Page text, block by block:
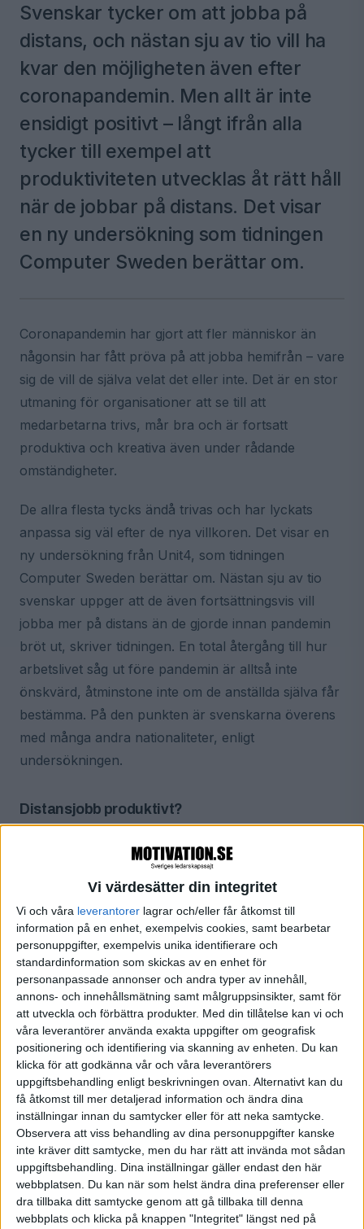
Vi värdesätter din integritet
Vi och våra leverantorer lagrar och/eller får åtkomst till
information på en enhet, exempelvis cookies, samt bearbetar
personuppgifter, exempelvis unika identifierare och
standardinformation som skickas av en enhet för
personanpassade annonser och andra typer av innehåll,
annons- och innehållsmätning samt målgruppsinsikter, samt för
att utveckla och förbättra produkter. Med din tillåtelse kan vi och
våra leverantörer använda exakta uppgifter om geografisk
positionering och identifiering via skanning av enheten. Du kan
klicka för att godkänna vår och våra leverantörers
uppgiftsbehandling enligt beskrivningen ovan. Alternativt kan du
få åtkomst till mer detaljerad information och ändra dina
inställningar innan du samtycker eller för att neka samtycke.
Observera att viss behandling av dina personuppgifter kanske
inte kräver ditt samtycke, men du har rätt att invända mot sådan
uppgiftsbehandling. Dina inställningar gäller endast den här
webbplatsen. Du kan när som helst ändra dina preferenser eller
dra tillbaka ditt samtycke genom att gå tillbaka till denna
webbplats och klicka på knappen "Integritet" längst ned på
Svenskar tycker om att jobba på
distans, och nästan sju av tio vill ha
kvar den möjligheten även efter
coronapandemin. Men allt är inte
ensidigt positivt – långt ifrån alla
tycker till exempel att
produktiviteten utvecklas åt rätt håll
när de jobbar på distans. Det visar
en ny undersökning som tidningen
Computer Sweden berättar om.
Coronapandemin har gjort att fler människor än
någonsin har fått pröva på att jobba hemifrån – vare
sig de vill de själva velat det eller inte. Det är en stor
utmaning för organisationer att se till att
medarbetarna trivs, mår bra och är fortsatt
produktiva och kreativa även under rådande
omständigheter.
De allra flesta tycks ändå trivas och har lyckats
anpassa sig väl efter de nya villkoren. Det visar en
ny undersökning från Unit4, som tidningen
Computer Sweden berättar om. Nästan sju av tio
svenskar uppger att de även fortsättningsvis vill
jobba mer på distans än de gjorde innan pandemin
bröt ut, skriver tidningen. En total återgång till hur
arbetslivet såg ut före pandemin är alltså inte
önskvärd, åtminstone inte om de anställda själva får
bestämma. På den punkten är svenskarna överens
med många andra nationaliteter, enligt
undersökningen.
Distansjobb produktivt?
Det betyder emellertid inte att året av distansarbete
har varit ensidigt positivt. För arbetsgivarna är det
förstås viktigt att upprätthålla produktiviteten, och
på den punkten är svenskarna i undersökningen
aningen mer skeptiska till erfarenheten av att jobba
hemifrån – åtminstone om man jämför med hur folk
i andra länder svarar.
Knappt hälften, 49 procent, av svenskarna tycker
att de har blivit mer produktiva när de har jobbat på
distans. Ingen dålig siffra, kanske, men ändå sämre
än genomsnittet. Totalsiffran på alla länder som
deltar i undersökningen visar att en klar majoritet,
60 procent, tycker att deras produktivitet har
utvecklats åt rätt håll när de jobbat hemifrån.
För att kunna vara produktiv när man jobbar på
distans är det förstås också viktigt att man har rätt